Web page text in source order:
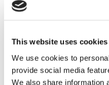
This website uses cookies
We use cookies to
provide social media
We also share information
więc wytłumaczyć
Apple, Harley
koncepcji
od lat...